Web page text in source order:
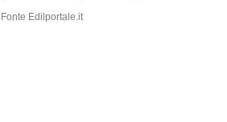
Fonte Edilportale.it